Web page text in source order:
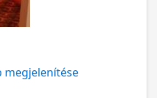
megjelenítése